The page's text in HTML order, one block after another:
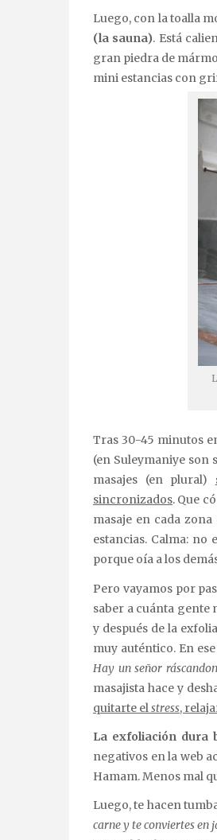
Luego, con la toalla
(la sauna). Está
gran piedra de
mini estancias con
Tras 30-45 minutos
(en Suleymaniye son
masajes (en plural)
sincronizados. Que
masaje en cada
estancias. Calma:
porque oía a los
Pero vayamos por
saber a cuánta gente
y después de la
muy auténtico. En
Hay un señor
masajista hace y
quitarte el stress,
La exfoliación dura
negativos en la web
Hamam. Menos mal
Luego, te hacen
carne y te conviertes en